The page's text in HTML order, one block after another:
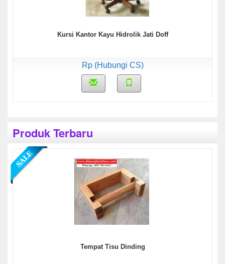
Kursi Kantor Kayu Hidrolik Jati Doff
Rp (Hubungi CS)
Produk Terbaru
Tempat Tisu Dinding